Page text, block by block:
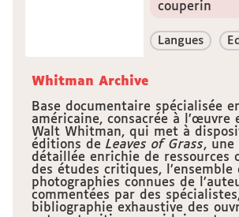
couperin
Langues
Whitman Archive
Base documentaire spécialisée
américaine, consacrée à l’œuvre
Walt Whitman, qui met à
éditions de Leaves of Grass, une
détaillée enrichie de ressources
des études critiques, l’ensemble
photographies connues de
commentées par des
bibliographie exhaustive des